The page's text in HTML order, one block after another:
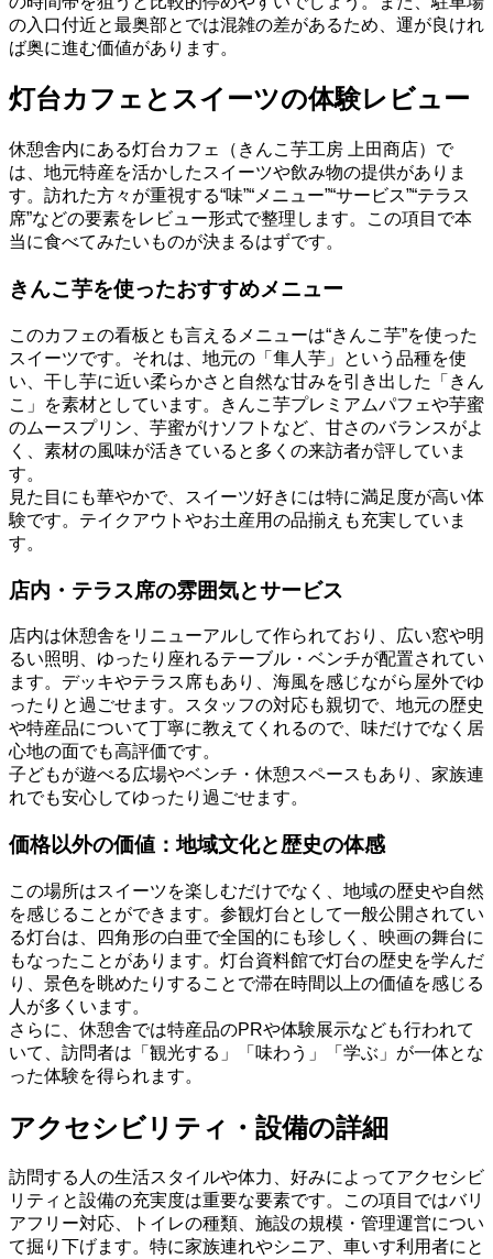
の入口付近と最奥部とでは混雑の差があるため、運が良けれ
ば奥に進む価値があります。
灯台カフェとスイーツの体験レビュー
休憩舎内にある灯台カフェ（きんこ芋工房 上田商店）で
は、地元特産を活かしたスイーツや飲み物の提供がありま
す。訪れた方々が重視する“味”“メニュー”“サービス”“テラス
席”などの要素をレビュー形式で整理します。この項目で本
当に食べてみたいものが決まるはずです。
きんこ芋を使ったおすすめメニュー
このカフェの看板とも言えるメニューは“きんこ芋”を使った
スイーツです。それは、地元の「隼人芋」という品種を使
い、干し芋に近い柔らかさと自然な甘みを引き出した「きん
こ」を素材としています。きんこ芋プレミアムパフェや芋蜜
のムースプリン、芋蜜がけソフトなど、甘さのバランスがよ
く、素材の風味が活きていると多くの来訪者が評していま
す。
見た目にも華やかで、スイーツ好きには特に満足度が高い体
験です。テイクアウトやお土産用の品揃えも充実していま
す。
店内・テラス席の雰囲気とサービス
店内は休憩舎をリニューアルして作られており、広い窓や明
るい照明、ゆったり座れるテーブル・ベンチが配置されてい
ます。デッキやテラス席もあり、海風を感じながら屋外でゆ
ったりと過ごせます。スタッフの対応も親切で、地元の歴史
や特産品について丁寧に教えてくれるので、味だけでなく居
心地の面でも高評価です。
子どもが遊べる広場やベンチ・休憩スペースもあり、家族連
れでも安心してゆったり過ごせます。
価格以外の価値：地域文化と歴史の体感
この場所はスイーツを楽しむだけでなく、地域の歴史や自然
を感じることができます。参観灯台として一般公開されてい
る灯台は、四角形の白亜で全国的にも珍しく、映画の舞台に
もなったことがあります。灯台資料館で灯台の歴史を学んだ
り、景色を眺めたりすることで滞在時間以上の価値を感じる
人が多くいます。
さらに、休憩舎では特産品のPRや体験展示なども行われて
いて、訪問者は「観光する」「味わう」「学ぶ」が一体とな
った体験を得られます。
アクセシビリティ・設備の詳細
訪問する人の生活スタイルや体力、好みによってアクセシビ
リティと設備の充実度は重要な要素です。この項目ではバリ
アフリー対応、トイレの種類、施設の規模・管理運営につい
て掘り下げます。特に家族連れやシニア、車いす利用者にと